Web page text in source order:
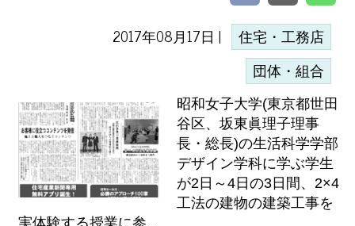
2017年08月17日 | 住宅・工務店
団体・組合
昭和女子大学(東京都世田
谷区、坂東眞理子理事
長・総長)の生活科学学部
デザイン学科に学ぶ学生
が2日～4日の3日間、2×4
工法の建物の建築工事を
実体験する授業に参...